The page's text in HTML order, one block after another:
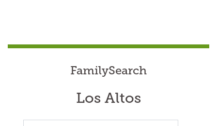
FamilySearch
Los Altos